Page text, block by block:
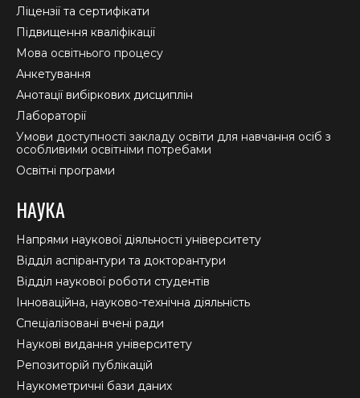
windowwindowwindow
Ліцензії та сертифікати
Підвищення кваліфікації
Мова освітнього процесу
Анкетування
Анотації вибіркових дисциплін
Лабораторії
Умови доступності закладу освіти для навчання осіб з
особливими освітніми потребами
Освітні програми
НАУКА
Напрями наукової діяльності університету
Відділ аспірантури та докторантури
Відділ наукової роботи студентів
Інноваційна, науково-технічна діяльність
Спеціалізовані вчені ради
Наукові видання університету
Репозиторій публікацій
Наукометричні бази даних